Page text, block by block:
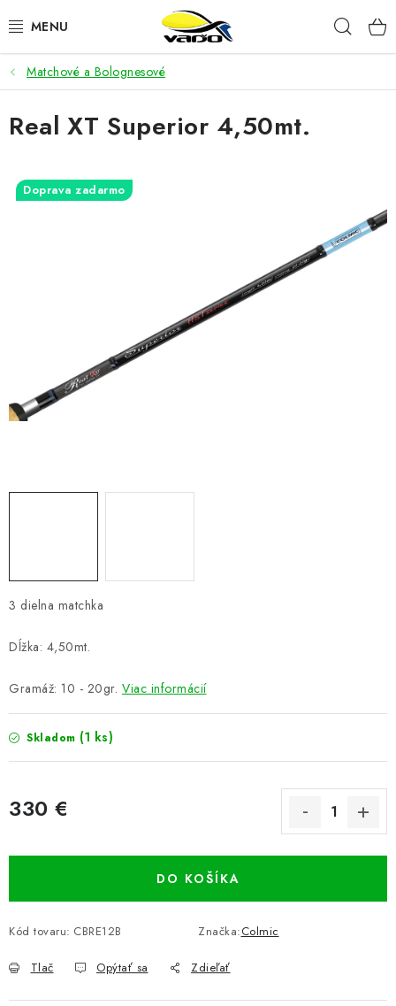
na
ŽIVÁ NÁSTRAHA
BIŽUTÉRIA
PRETEKÁRSKE SEDAČKY
PRÍVLAČ
PRÚTY
Matchové a Bolognesové
3 dielna matchka
Dĺžka: 4,50mt.
Gramáž: 10 - 20gr. Viac informácií
Skladom (1 ks)
330 €
DO KOŠÍKA
Kód tovaru: CBRE12B Značka:Colmic
Tlač Opýtať sa Zdieľať
Real XT Superior 4,50mt.
Doprava zadarmo